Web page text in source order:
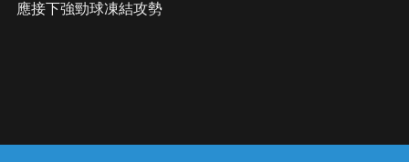
應接下強勁球凍結攻勢